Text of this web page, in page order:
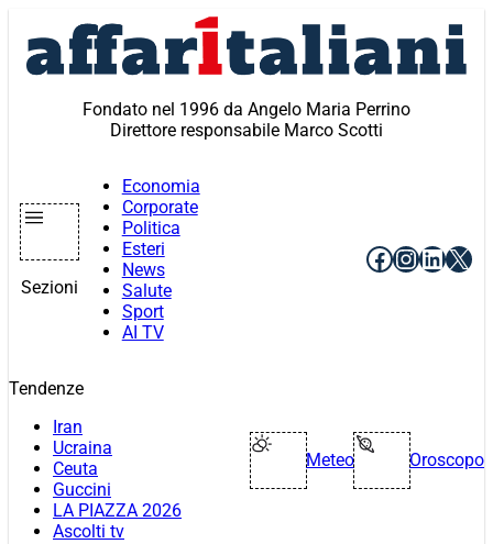
contenuto
Fondato nel 1996 da Angelo Maria Perrino
Direttore responsabile Marco Scotti
Sezioni
Economia
Corporate
Politica
Esteri
News
Salute
Sport
AI TV
Facebook
X
Tendenze
Iran
Ucraina
Ceuta
Guccini
LA PIAZZA 2026
Ascolti tv
Meteo Oroscopo